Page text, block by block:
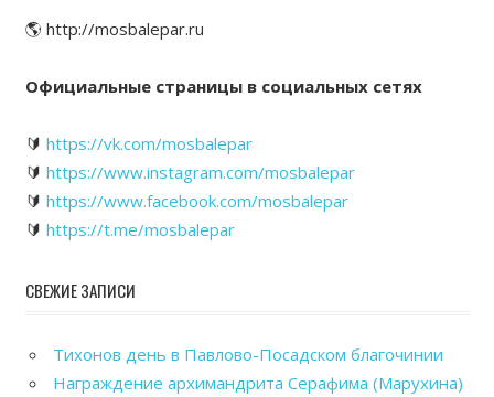
🌎 http://mosbalepar.ru
Официальные страницы в социальных сетях
🔰 https://vk.com/mosbalepar
🔰 https://www.instagram.com/mosbalepar
🔰 https://www.facebook.com/mosbalepar
🔰 https://t.me/mosbalepar
СВЕЖИЕ ЗАПИСИ
Тихонов день в Павлово-Посадском благочинии
Награждение архимандрита Серафима (Марухина)